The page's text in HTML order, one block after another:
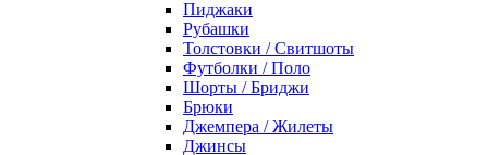
Пиджаки
Рубашки
Толстовки / Свитшоты
Футболки / Поло
Шорты / Бриджи
Брюки
Джемпера / Жилеты
Джинсы